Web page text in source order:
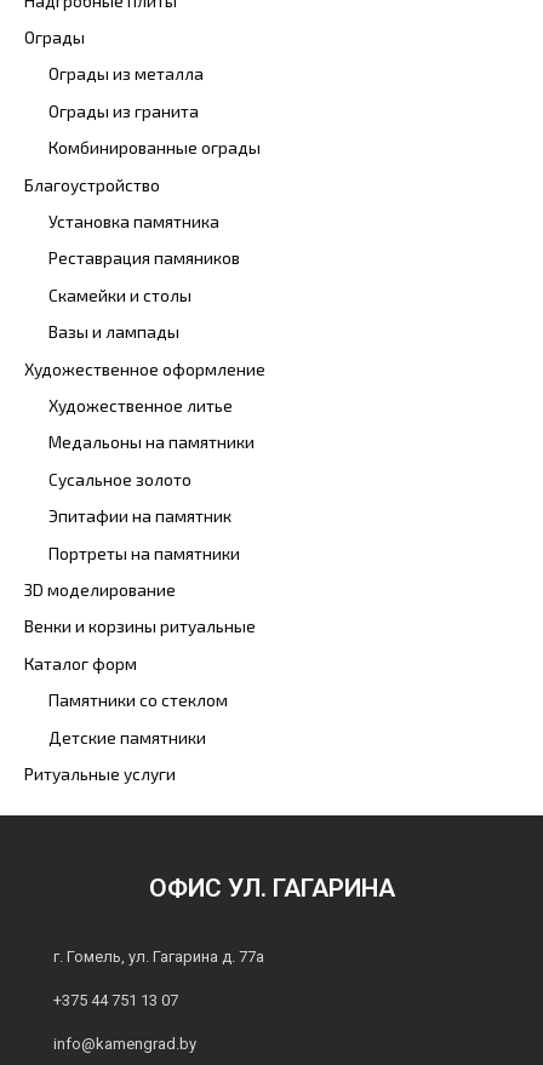
Ограды
Ограды из металла
Ограды из гранита
Комбинированные ограды
Благоустройство
Установка памятника
Реставрация памяников
Скамейки и столы
Вазы и лампады
Художественное оформление
Художественное литье
Медальоны на памятники
Сусальное золото
Эпитафии на памятник
Портреты на памятники
3D моделирование
Венки и корзины ритуальные
Каталог форм
Памятники со стеклом
Детские памятники
Ритуальные услуги
ОФИС УЛ. ГАГАРИНА
г. Гомель, ул. Гагарина д. 77а
+375 44 751 13 07
info@kamengrad.by